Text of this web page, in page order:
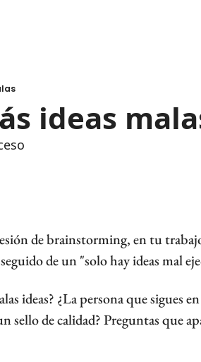
ideas
de brainstorming, en tu
de un "solo hay ideas mal
ideas? ¿La persona que sigues
sello de calidad? Preguntas que